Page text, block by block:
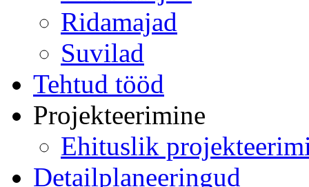
Ridamajad
Suvilad
Tehtud tööd
Projekteerimine
Ehituslik
Detailplaneeringud